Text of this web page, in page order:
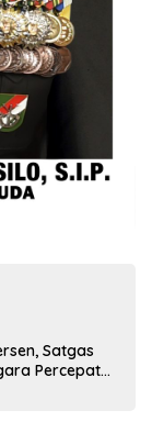
Satgas
Percepat